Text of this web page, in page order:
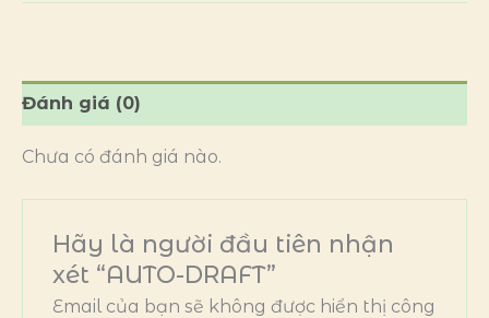
Đánh giá (0)
Chưa có đánh giá nào.
Hãy là người đầu tiên nhận
xét “AUTO-DRAFT”
Email của bạn sẽ không được hiển thị công